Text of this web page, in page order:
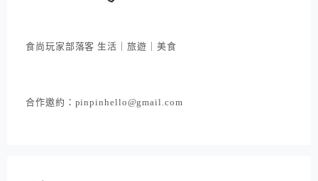
食尚玩家部落客 生活｜旅遊｜美食
合作邀約：pinpinhello@gmail.com